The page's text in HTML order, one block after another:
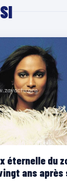
éternelle du
ans après